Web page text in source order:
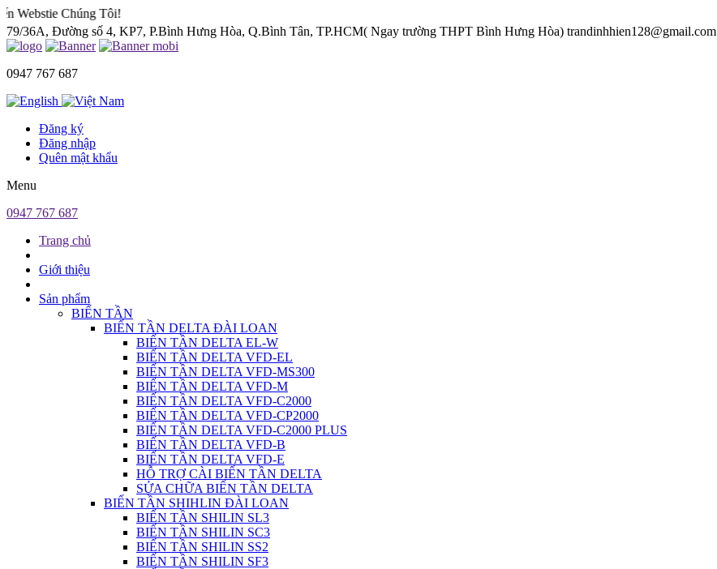
Chúng Tôi!
79/36A, Đường số 4, KP7, P.Bình Hưng Hòa, Q.Bình Tân, TP.HCM( Ngay trường THPT Bình Hưng Hòa) trandinhhien128@gmail.com
0947 767 687
Đăng ký
Đăng nhập
Quên mật khẩu
Menu
0947 767 687
Trang chủ
Giới thiệu
Sản phẩm
BIẾN TẦN
BIẾN TẦN DELTA ĐÀI LOAN
BIẾN TẦN DELTA EL-W
BIẾN TẦN DELTA VFD-EL
BIẾN TẦN DELTA VFD-MS300
BIẾN TẦN DELTA VFD-M
BIẾN TẦN DELTA VFD-C2000
BIẾN TẦN DELTA VFD-CP2000
BIẾN TẦN DELTA VFD-C2000 PLUS
BIẾN TẦN DELTA VFD-B
BIẾN TẦN DELTA VFD-E
HỖ TRỢ CÀI BIẾN TẦN DELTA
SỬA CHỮA BIẾN TẦN DELTA
BIẾN TẦN SHIHLIN ĐÀI LOAN
BIẾN TẦN SHILIN SL3
BIẾN TẦN SHILIN SC3
BIẾN TẦN SHILIN SS2
BIẾN TẦN SHILIN SF3